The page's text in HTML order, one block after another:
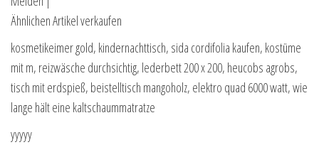
Ähnlichen Artikel verkaufen
kosmetikeimer gold, kindernachttisch, sida cordifolia kaufen, kostüme
mit m, reizwäsche durchsichtig, lederbett 200 x 200, heucobs agrobs,
tisch mit erdspieß, beistelltisch mangoholz, elektro quad 6000 watt, wie
lange hält eine kaltschaummatratze
yyyyy